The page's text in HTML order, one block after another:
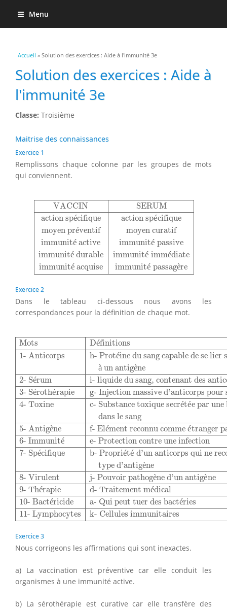
Menu
Vous êtes ici
Accueil » Solution des exercices : Aide à l'immunité 3e
Solution des exercices : Aide à
l'immunité 3e
Classe: Troisième
Maitrise des connaissances
Exercice 1
Remplissons chaque colonne par les groupes de mots
qui conviennent.
VACCIN
SERUM
action spécifique action spécifique
moyen préventif
moyen curatif
immunité active immunité passive
immunité durable immunité immédiate
immunité acquise immunité passagère
VACCINSERUMaction spécifiqueaction spécifique
Exercice 2
Dans le tableau ci-dessous nous avons les
correspondances pour la définition de chaque mot.
Mots Définitions
1- Anticorps
h- Protéine du sang capable de se lier
à un antigène
2- Sérum
i- liquide du sang, contenant des
3- Sérothérapie
g- Injection massive d’anticorps pour
4- Toxine
c- Substance toxique secrétée par une
dans le sang
5- Antigène f- Elément reconnu comme étranger
6- Immunité
e- Protection contre une infection
7- Spécifique b- Propriété d’un anticorps qui ne
type d’antigène
8- Virulent
j- Pouvoir pathogène d’un antigène
9- Thérapie d- Traitement médical
10- Bactéricide a- Qui peut tuer des bactéries
11- Lymphocytes
k- Cellules immunitaires
MotsDéfinitions1- Anticorpsh- Protéine du sang
Exercice 3
Nous corrigeons les affirmations qui sont inexactes.
a) La vaccination est préventive car elle conduit les
organismes à une immunité active.
b) La sérothérapie est curative car elle transfère des